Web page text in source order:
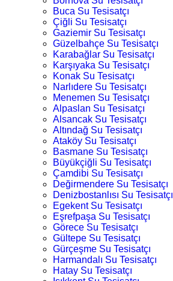
Buca Su Tesisatçı
Çiğli Su Tesisatçı
Gaziemir Su Tesisatçı
Güzelbahçe Su Tesisatçı
Karabağlar Su Tesisatçı
Karşıyaka Su Tesisatçı
Konak Su Tesisatçı
Narlıdere Su Tesisatçı
Menemen Su Tesisatçı
Alpaslan Su Tesisatçı
Alsancak Su Tesisatçı
Altındağ Su Tesisatçı
Ataköy Su Tesisatçı
Basmane Su Tesisatçı
Büyükçiğli Su Tesisatçı
Çamdibi Su Tesisatçı
Değirmendere Su Tesisatçı
Denizbostanlısı Su Tesisatçı
Egekent Su Tesisatçı
Eşrefpaşa Su Tesisatçı
Görece Su Tesisatçı
Gültepe Su Tesisatçı
Gürçeşme Su Tesisatçı
Harmandalı Su Tesisatçı
Hatay Su Tesisatçı